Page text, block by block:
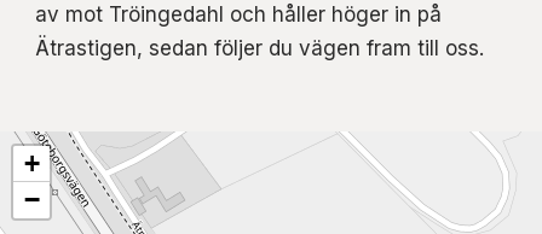
av mot Tröingedahl och håller höger in på
Ätrastigen, sedan följer du vägen fram till oss.
+
−